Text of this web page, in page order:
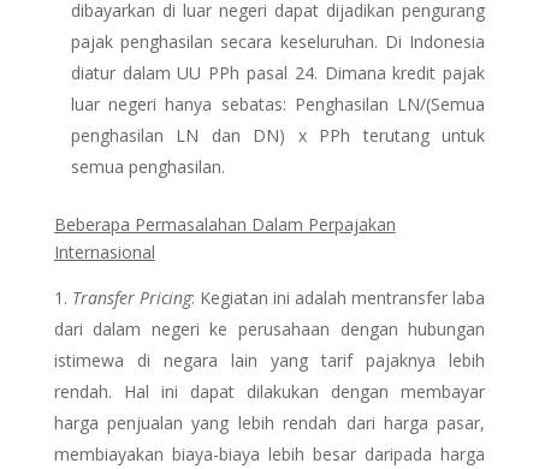
dibayarkan di luar negeri dapat dijadikan pengurang
pajak penghasilan secara keseluruhan. Di Indonesia
diatur dalam UU PPh pasal 24. Dimana kredit pajak
luar negeri hanya sebatas: Penghasilan LN/(Semua
penghasilan LN dan DN) x PPh terutang untuk
semua penghasilan.
Beberapa Permasalahan Dalam Perpajakan
Internasional
Transfer Pricing: Kegiatan ini adalah mentransfer laba
dari dalam negeri ke perusahaan dengan hubungan
istimewa di negara lain yang tarif pajaknya lebih
rendah. Hal ini dapat dilakukan dengan membayar
harga penjualan yang lebih rendah dari harga pasar,
membiayakan biaya-biaya lebih besar daripada harga